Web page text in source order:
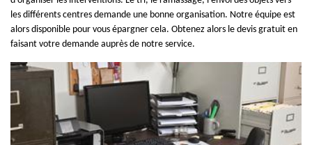
les différents centres demande une bonne organisation. Notre équipe est
alors disponible pour vous épargner cela. Obtenez alors le devis gratuit en
faisant votre demande auprès de notre service.